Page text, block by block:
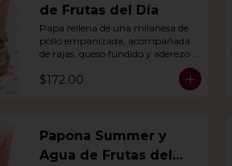
de Frutas del Día
Papa rellena de una milanesa de
pollo empanizada, acompañada
de rajas, queso fundido y aderezo
de chile poblano. Acompañado de
agua del día.
$172.00
Papona Summer y
Agua de Frutas del